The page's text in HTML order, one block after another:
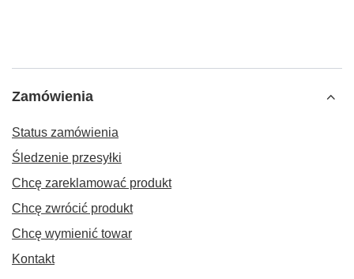
Zamówienia
Status zamówienia
Śledzenie przesyłki
Chcę zareklamować produkt
Chcę zwrócić produkt
Chcę wymienić towar
Kontakt